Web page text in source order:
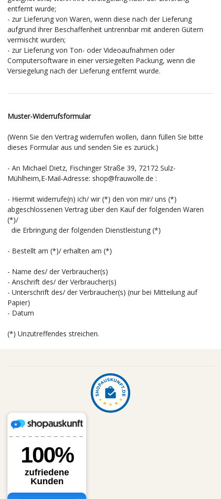
entfernt wurde;
- zur Lieferung von Waren, wenn diese nach der Lieferung
aufgrund ihrer Beschaffenheit untrennbar mit anderen Gütern
vermischt wurden;
- zur Lieferung von Ton- oder Videoaufnahmen oder
Computersoftware in einer versiegelten Packung, wenn die
Versiegelung nach der Lieferung entfernt wurde.
Muster-Widerrufsformular
(Wenn Sie den Vertrag widerrufen wollen, dann füllen Sie bitte
dieses Formular aus und senden Sie es zurück.)
- An Michael Dietz, Fischinger Straße 39, 72172 Sulz-
Mühlheim,E-Mail-Adresse: shop@frauwolle.de :
- Hiermit widerrufe(n) ich/ wir (*) den von mir/ uns (*)
abgeschlossenen Vertrag über den Kauf der folgenden Waren
(*)/
die Erbringung der folgenden Dienstleistung (*)
- Bestellt am (*)/ erhalten am (*)
- Name des/ der Verbraucher(s)
- Anschrift des/ der Verbraucher(s)
- Unterschrift des/ der Verbraucher(s) (nur bei Mitteilung auf
Papier)
- Datum
(*) Unzutreffendes streichen.